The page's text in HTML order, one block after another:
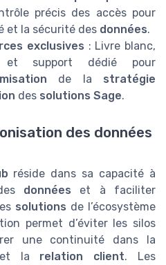
précis des accès pour
et la sécurité des données.
exclusives : Livre blanc,
et support dédié pour
de la stratégie
des solutions Sage.
des données
réside dans sa capacité à
données et à faciliter
solutions de l’écosystème
permet d’éviter les silos
une continuité dans la
la relation client. Les